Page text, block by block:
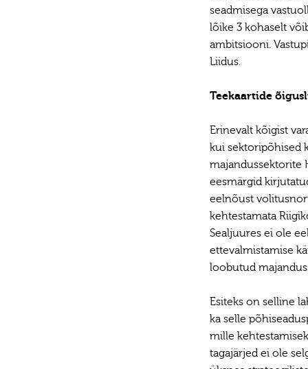
seadmisega
lõike 3 kohaselt
ambitsiooni.
Liidus.
Teekaartide
Erinevalt kõigist
kui sektoripõhised
majandussektorite
eesmärgid
eelnõust
kehtestamata
Sealjuures ei ole
ettevalmistamise
loobutud
Esiteks on selline
ka selle
mille
tagajärjed ei ole